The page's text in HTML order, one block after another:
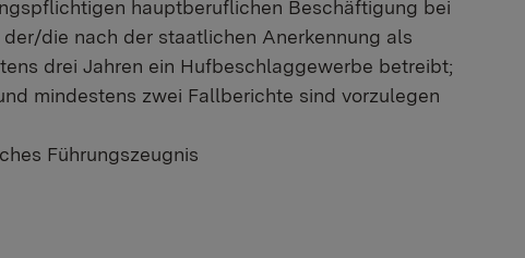
hauptberuflichen Beschäftigung bei
die nach der staatlichen Anerkennung als
drei Jahren ein Hufbeschlaggewerbe betreibt;
mindestens zwei Fallberichte sind vorzulegen
Führungszeugnis